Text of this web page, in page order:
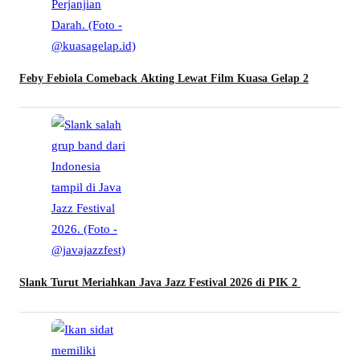
Feby Febiola Comeback Akting Lewat Film Kuasa Gelap 2
Slank Turut Meriahkan Java Jazz Festival 2026 di PIK 2